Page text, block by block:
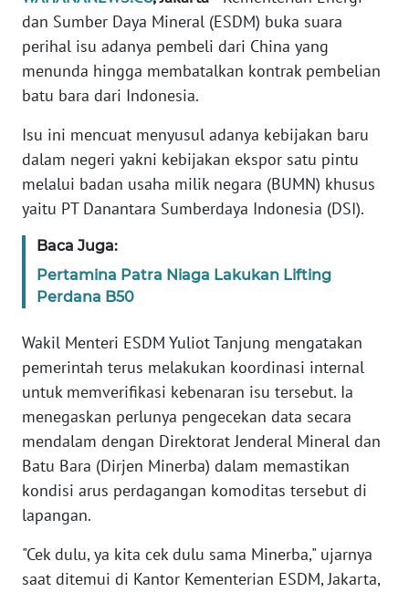
dan Sumber Daya Mineral (ESDM) buka suara
perihal isu adanya pembeli dari China yang
menunda hingga membatalkan kontrak pembelian
batu bara dari Indonesia.
Isu ini mencuat menyusul adanya kebijakan baru
dalam negeri yakni kebijakan ekspor satu pintu
melalui badan usaha milik negara (BUMN) khusus
yaitu PT Danantara Sumberdaya Indonesia (DSI).
Baca Juga:
Pertamina Patra Niaga Lakukan Lifting
Perdana B50
Wakil Menteri ESDM Yuliot Tanjung mengatakan
pemerintah terus melakukan koordinasi internal
untuk memverifikasi kebenaran isu tersebut. Ia
menegaskan perlunya pengecekan data secara
mendalam dengan Direktorat Jenderal Mineral dan
Batu Bara (Dirjen Minerba) dalam memastikan
kondisi arus perdagangan komoditas tersebut di
lapangan.
"Cek dulu, ya kita cek dulu sama Minerba," ujarnya
saat ditemui di Kantor Kementerian ESDM, Jakarta,
Informasi
INDEKS
BERITA
KAMI
INFO
IKLAN
TENTANG
KAMI
MEDIA
REDAKSI
KARIR
DISCLAIMER
Wahana
News
Regional